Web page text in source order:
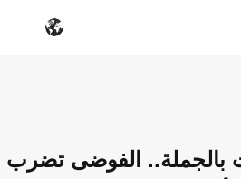
بالجملة.. الفوضى تضرب